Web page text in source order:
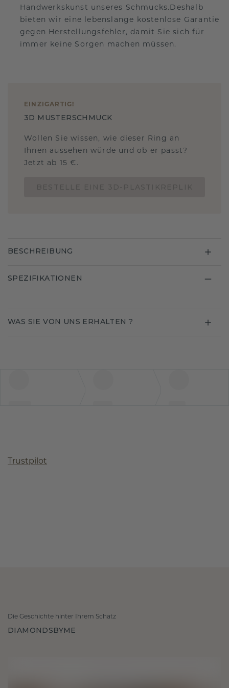
Handwerkskunst unseres Schmucks.Deshalb
bieten wir eine lebenslange kostenlose Garantie
gegen Herstellungsfehler, damit Sie sich für
immer keine Sorgen machen müssen.
EINZIGARTIG !
3D MUSTERSCHMUCK
Wollen Sie wissen, wie dieser Ring an
Ihnen aussehen würde und ob er passt?
Jetzt ab 15 €.
BESCHREIBUNG
SPEZIFIKATIONEN
WAS SIE VON UNS ERHALTEN ?
Trustpilot
Die Geschichte hinter Ihrem Schatz
DIAMONDSBYME